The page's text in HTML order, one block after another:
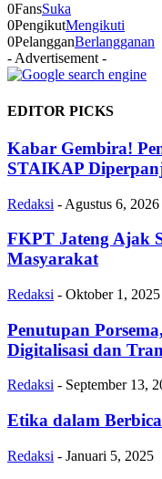
0FansSuka
0PengikutMengikuti
0PelangganBerlangganan
- Advertisement -
EDITOR PICKS
Kabar Gembira!
STAIKAP
Redaksi - Agustus 6, 2026
FKPT Jateng Ajak
Masyarakat
Redaksi - Oktober 1, 2025
Penutupan
Digitalisasi dan
Redaksi - September 13,
Etika dalam
Redaksi - Januari 5, 2025